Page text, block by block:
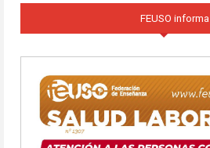
FEUSO informa